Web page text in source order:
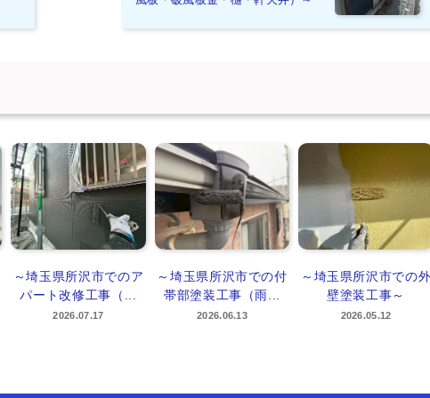
～埼玉県所沢市でのア
パート改修工事（...
2026.07.17
～埼玉県所沢市での付
帯部塗装工事（雨...
2026.06.13
～埼玉県所沢市での
壁塗装工事～
2026.05.12